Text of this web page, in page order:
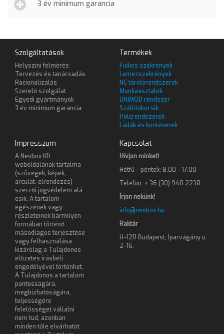
3 év minimum garancia
Szolgáltatások
Helyszíni felmérés
Tervezés és tanácsadás
Racionalizálás
Szerelő szolgálat
Egyedi gyártmányok
3 év minimum garancia
Termékek
Fiókos szekrények
Lemezszekrények
NC tárolórendszerek
Munkaasztalok
UNIMOD rendszer
Szállítókocsik
Polcrendszerek
Ládák és konténerek
Impresszum
A Neobox Kft.
weboldalának tartalma
(szövegek, képek,
arculat, elrendezés)
szerzői jogvédelem alá
esik. A tartalom
egészének vagy
részleteinek bármilyen
formában történő
másodlagos terjesztése
vagy felhasználása
kizárólag a Tulajdonos
előzetes írásbeli
engedélyével történhet.
A Tulajdonos a tartalom
pontosságára,
megbízhatóságára,
teljességére
felelősséget vállalni
nem tud, azonban
minden tőle elvárhatót
Kapcsolat
Hívjon minket!
Hétfő - péntek: 8.00 - 17.00
Telefon: + 36 (30) 948 2238
Írjon nekünk!
info@neobox.hu
Raktár
H-1211 Budapest, Iparvágány u.
2-16.